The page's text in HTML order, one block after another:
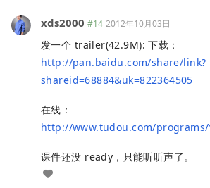
xds2000 #14 2012年10月03日
发一个 trailer(42.9M): 下载：
http://pan.baidu.com/share/link?
shareid=68884&uk=822364505
在线：
http://www.tudou.com/programs/
课件还没 ready，只能听听声了。